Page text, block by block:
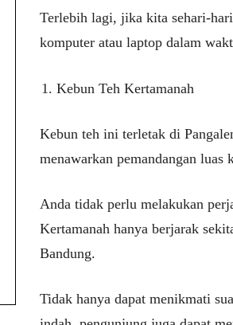
Terlebih lagi, jika kita sehari-
komputer atau laptop dalam
Kebun Teh Kertamanah
Kebun teh ini terletak di
menawarkan pemandangan luas
Anda tidak perlu melakukan
Kertamanah hanya berjarak
Bandung.
Tidak hanya dapat menikmati